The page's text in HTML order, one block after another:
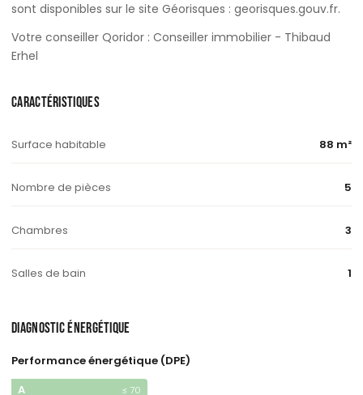
sont disponibles sur le site Géorisques : georisques.gouv.fr.
Votre conseiller Qoridor : Conseiller immobilier - Thibaud
Erhel
CARACTÉRISTIQUES
Surface habitable 88 m²
Nombre de pièces 5
Chambres 3
Salles de bain 1
DIAGNOSTIC ÉNERGÉTIQUE
Performance énergétique (DPE)
A
≤ 70